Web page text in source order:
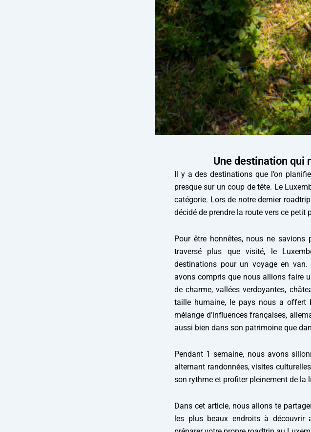
Une destination qui
Il y a des destinations que l’on
presque sur un coup de tête. Le
catégorie. Lors de notre dernier
décidé de prendre la route vers ce petit
Pour être honnêtes, nous ne
traversé plus que visité, le
destinations pour un voyage en
avons compris que nous allions faire
de charme, vallées verdoyantes,
taille humaine, le pays nous a offert
mélange d’influences françaises,
aussi bien dans son patrimoine que
Pendant 1 semaine, nous avons
alternant randonnées, visites
son rythme et profiter pleinement de la
Dans cet article, nous allons te
les plus beaux endroits à découvrir